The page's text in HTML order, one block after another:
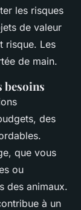
les risques
de valeur
risque. Les
de main.
besoins
des
que vous
ou
des animaux.
à un